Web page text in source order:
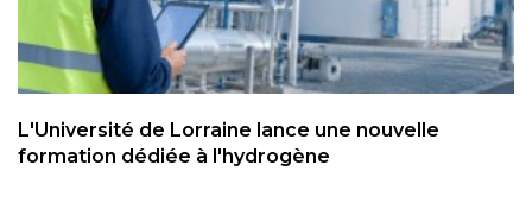
L'Université de Lorraine lance une nouvelle
formation dédiée à l'hydrogène